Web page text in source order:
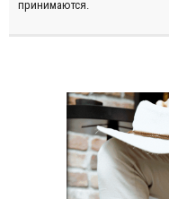
принимаются.